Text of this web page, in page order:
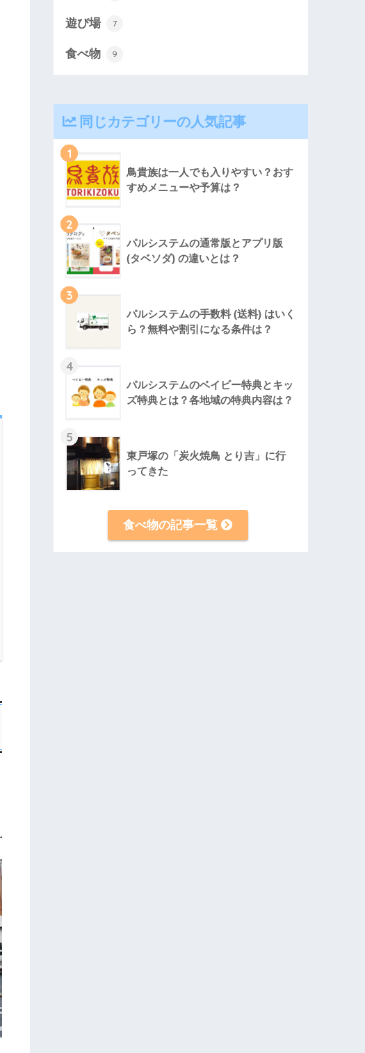
遊び場 7
食べ物 9
同じカテゴリーの人気記事
1
鳥貴族は一人でも入りやすい？おす
すめメニューや予算は？
2
パルシステムの通常版とアプリ版
(タベソダ) の違いとは？
3
パルシステムの手数料 (送料) はいく
ら？無料や割引になる条件は？
4
パルシステムのベイビー特典とキッ
ズ特典とは？各地域の特典内容は？
5
東戸塚の「炭火焼鳥 とり吉」に行
ってきた
食べ物の記事一覧